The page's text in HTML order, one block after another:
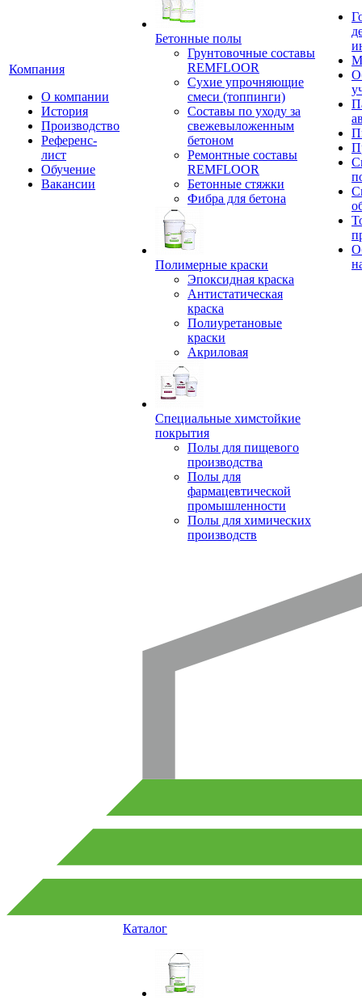
Компания
О компании
История
Производство
Референс-
лист
Обучение
Вакансии
Бетонные полы
Грунтовочные составы
REMFLOOR
Сухие упрочняющие
смеси (топпинги)
Составы по уходу за
свежевыложенным
бетоном
Ремонтные составы
REMFLOOR
Бетонные стяжки
Фибра для бетона
Полимерные краски
Эпоксидная краска
Антистатическая
краска
Полиуретановые
краски
Акриловая
Специальные химстойкие
покрытия
Полы для пищевого
производства
Полы для
фармацевтической
промышленности
Полы для химических
производств
Каталог